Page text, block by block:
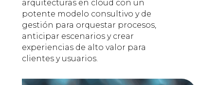
arquitecturas en cloud con un
potente modelo consultivo y de
gestión para orquestar procesos,
anticipar escenarios y crear
experiencias de alto valor para
clientes y usuarios.